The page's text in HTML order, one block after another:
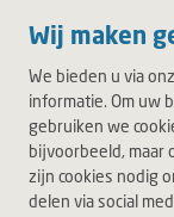
Wij maken
We bieden u via
informatie. Om uw
gebruiken we
bijvoorbeeld, maar
zijn cookies nodig
delen via social